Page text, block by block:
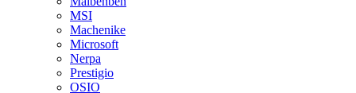
MSI
Machenike
Microsoft
Nerpa
Prestigio
OSIO